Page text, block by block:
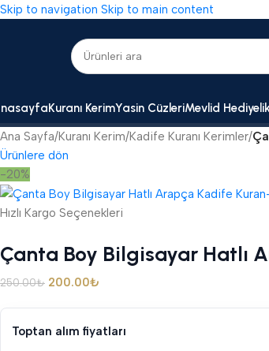
Skip to navigation Skip to main content
Kuranı KerimYasin CüzleriMevlid
Ana Sayfa/Kuranı Kerim/Kadife Kuranı Kerimler/
Ürünlere dön
-20%
Hızlı Kargo Seçenekleri
Çanta Boy Bilgisayar Hatlı
250.00₺ 200.00₺
Toptan alım fiyatları